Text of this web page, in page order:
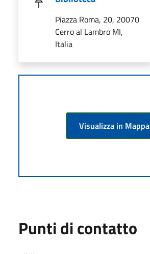
Piazza Roma, 20, 20070
Cerro al Lambro MI,
Italia
Visualizza in Mappa
Punti di contatto